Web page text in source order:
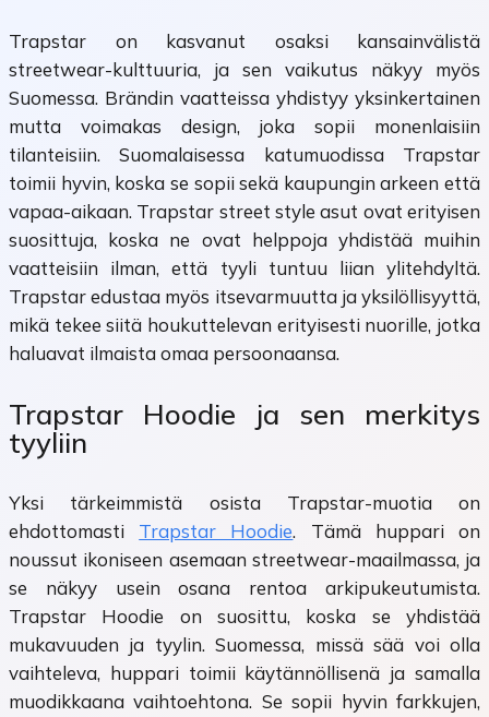
Trapstar on kasvanut osaksi kansainvälistä
streetwear-kulttuuria, ja sen vaikutus näkyy myös
Suomessa. Brändin vaatteissa yhdistyy yksinkertainen
mutta voimakas design, joka sopii monenlaisiin
tilanteisiin. Suomalaisessa katumuodissa Trapstar
toimii hyvin, koska se sopii sekä kaupungin arkeen että
vapaa-aikaan. Trapstar street style asut ovat erityisen
suosittuja, koska ne ovat helppoja yhdistää muihin
vaatteisiin ilman, että tyyli tuntuu liian ylitehdyltä.
Trapstar edustaa myös itsevarmuutta ja yksilöllisyyttä,
mikä tekee siitä houkuttelevan erityisesti nuorille, jotka
haluavat ilmaista omaa persoonaansa.
Trapstar Hoodie ja sen merkitys
tyyliin
Yksi tärkeimmistä osista Trapstar-muotia on
ehdottomasti Trapstar Hoodie. Tämä huppari on
noussut ikoniseen asemaan streetwear-maailmassa, ja
se näkyy usein osana rentoa arkipukeutumista.
Trapstar Hoodie on suosittu, koska se yhdistää
mukavuuden ja tyylin. Suomessa, missä sää voi olla
vaihteleva, huppari toimii käytännöllisenä ja samalla
muodikkaana vaihtoehtona. Se sopii hyvin farkkujen,